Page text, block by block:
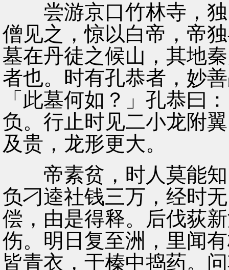
尝游京口竹林寺，独
僧见之，惊以白帝，帝
墓在丹徒之候山，其地
者也。时有孔恭者，妙
「此墓何如？」孔恭曰
负。行止时见二小龙附
及贵，龙形更大。
帝素贫，时人莫能知
负刁逵社钱三万，经时
偿，由是得释。后伐荻
伤。明日复至洲，里闻
皆青衣，于榛中捣药。